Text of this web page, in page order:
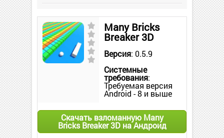
Many Bricks
Breaker 3D
Версия: 0.5.9
Системные
требования:
Требуемая версия
Android - 8 и выше
Скачать взломанную Many
Bricks Breaker 3D на Андроид